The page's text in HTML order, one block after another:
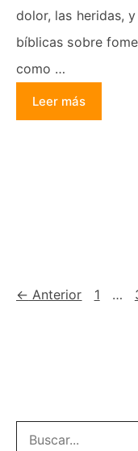
dolor, las heridas,
bíblicas sobre
como …
Leer más
← Anterior Página
1 …
Buscar: